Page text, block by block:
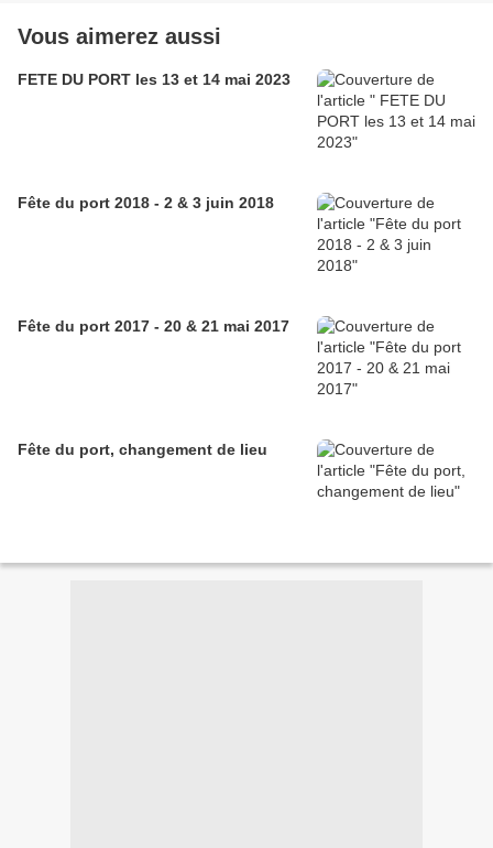
Vous aimerez aussi
FETE DU PORT les 13 et 14 mai 2023
Fête du port 2018 - 2 & 3 juin 2018
Fête du port 2017 - 20 & 21 mai 2017
Fête du port, changement de lieu